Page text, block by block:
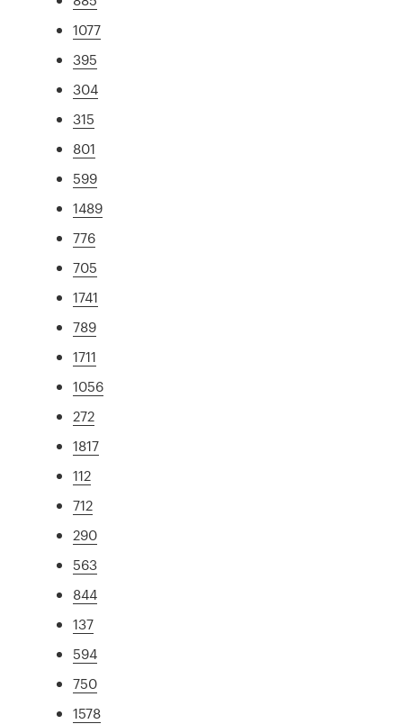
1077
395
304
315
801
599
1489
776
705
1741
789
1711
1056
272
1817
112
712
290
563
844
137
594
750
1578